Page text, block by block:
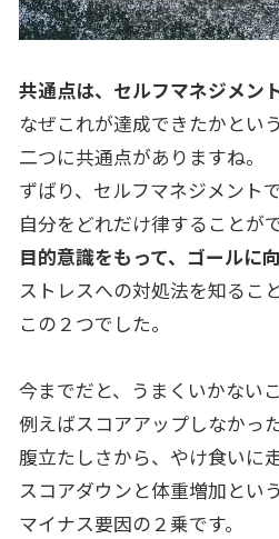
共通点は、セルフマネジメン
なぜこれが達成できたかとい
二つに共通点がありますね。
ずばり、セルフマネジメントで
自分をどれだけ律することが
目的意識をもって、ゴールに
ストレスへの対処法を知るこ
この２つでした。
今までだと、うまくいかない
例えばスコアアップしなかっ
腹立たしさから、やけ食いに
スコアダウンと体重増加という
マイナス要因の２乗です。